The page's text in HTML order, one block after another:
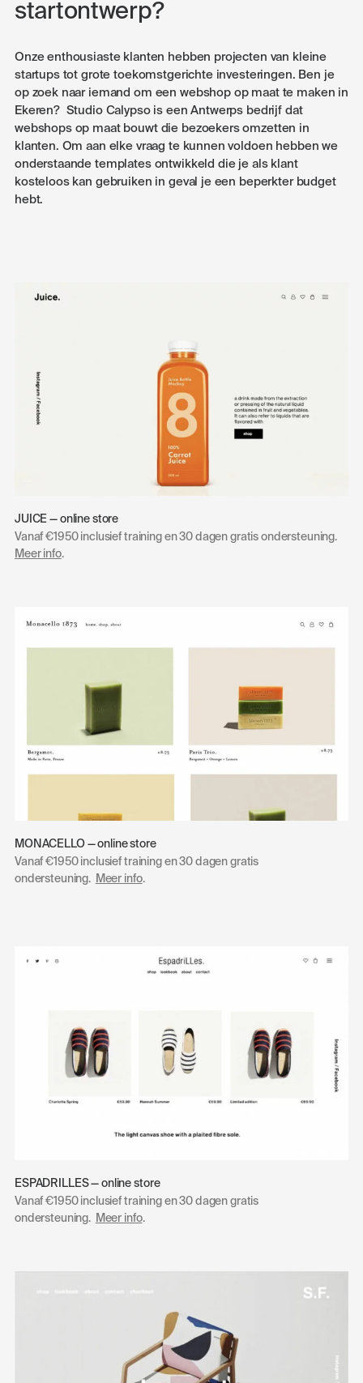
startontwerp?
Onze enthousiaste klanten hebben projecten van kleine
startups tot grote toekomstgerichte investeringen. Ben je
op zoek naar iemand om een webshop op maat te maken in
Ekeren? Studio Calypso is een Antwerps bedrijf dat
webshops op maat bouwt die bezoekers omzetten in
klanten. Om aan elke vraag te kunnen voldoen hebben we
onderstaande templates ontwikkeld die je als klant
kosteloos kan gebruiken in geval je een beperkter budget
hebt.
JUICE — online store
Vanaf €1950 inclusief training en 30 dagen gratis ondersteuning.
Meer info.
MONACELLO — online store
Vanaf €1950 inclusief training en 30 dagen gratis
ondersteuning.
Meer info.
ESPADRILLES — online store
Vanaf €1950 inclusief training en 30 dagen gratis
ondersteuning.
Meer info.